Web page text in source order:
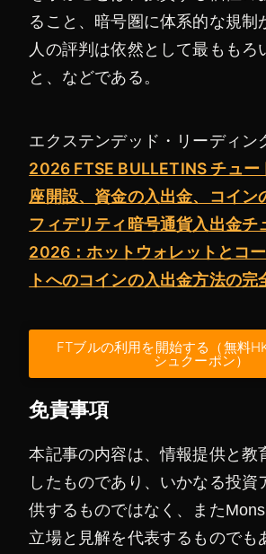
ること、暗号圏に体系的な規制
人の評判は依然として最ももろ
と、などである。
エクステンデッド・リーディン
2026 FTSE BULLETINS チュー
座開設、資金の入出金、コイン
フィデリティ暗号通貨入出金チ
2026：ホットウォレットとコ
トへのコインの入出金方法の完
FTブルの利用を開始する（無料
シュクーポン）
免責事項
本記事の内容は、情報提供と教
したものであり、いかなる投資
供するものではなく、また
立場と見解を代表するものでも